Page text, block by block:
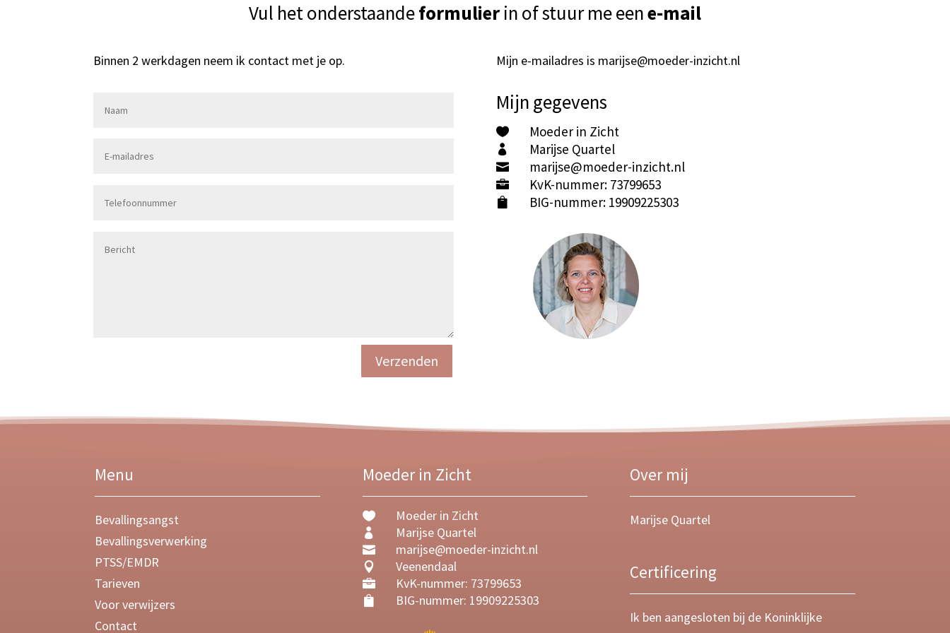
Vul het onderstaandeformulier in of stuur me eene-mail
Binnen 2 werkdagen neem ik contact met je op.
Verzenden
Mijn e-mailadres is marijse@moeder-inzicht.nl
Mijn gegevens
 Moeder in Zicht
 Marijse Quartel
 marijse@moeder-inzicht.nl
 KvK-nummer: 73799653
 BIG-nummer: 19909225303
Menu
Bevallingsangst
Bevallingsverwerking
PTSS/EMDR
Tarieven
Voor verwijzers
Contact
Moeder in Zicht
 Moeder in Zicht
 Marijse Quartel
 marijse@moeder-inzicht.nl
 Veenendaal
 KvK-nummer: 73799653
 BIG-nummer: 19909225303
Over mij
Marijse Quartel
Certificering
Ik ben aangesloten bij de Koninklijke